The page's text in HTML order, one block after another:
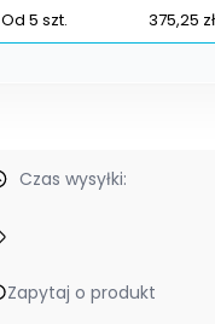
Od 5 szt.
375,25 zł
Czas wysyłki:
Zapytaj o produkt